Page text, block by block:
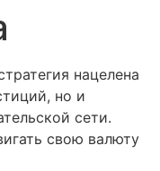
нацелена
но и
сети.
свою валюту